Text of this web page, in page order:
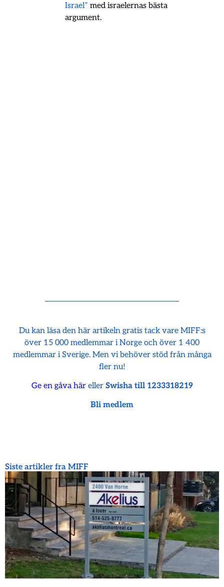
Israel” med israelernas bästa
argument.
Du kan läsa den här artikeln gratis tack vare MIFF:s
över 15 000 medlemmar i Norge och över 1 400
medlemmar i Sverige. Men vi behöver stöd från många
fler nu!
Ge en gåva häreller Swisha till 1233318219
Bli medlem
Siste artikler fra MIFF